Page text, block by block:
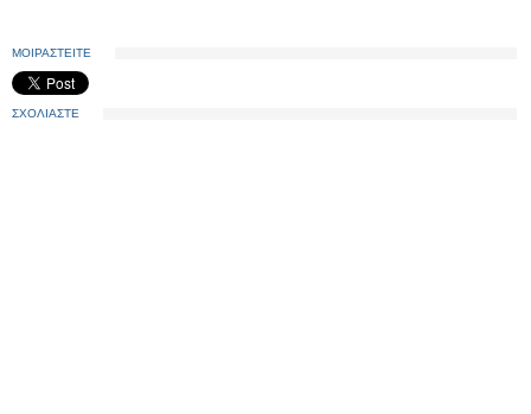
ΜΟΙΡΑΣΤΕΙΤΕ
ΣΧΟΛΙΑΣΤΕ